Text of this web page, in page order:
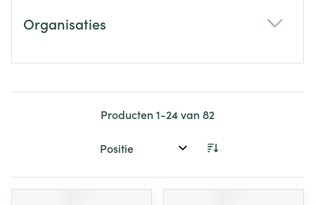
Organisaties
Producten1-24van82
Sorteer op: